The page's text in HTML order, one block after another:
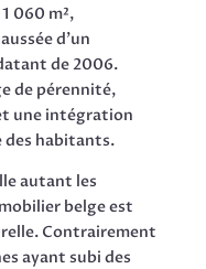
060 m²,
d’un
de 2006.
de pérennité,
une intégration
des habitants.
autant les
belge est
Contrairement
ayant subi des